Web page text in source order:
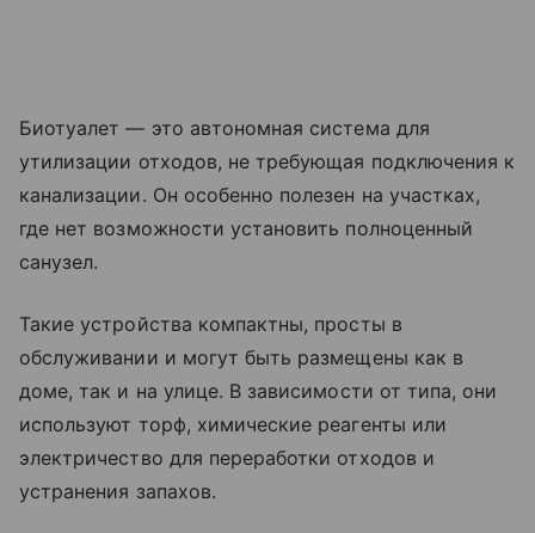
Биотуалет — это автономная система для
утилизации отходов, не требующая подключения к
канализации. Он особенно полезен на участках,
где нет возможности установить полноценный
санузел.
Такие устройства компактны, просты в
обслуживании и могут быть размещены как в
доме, так и на улице. В зависимости от типа, они
используют торф, химические реагенты или
электричество для переработки отходов и
устранения запахов.